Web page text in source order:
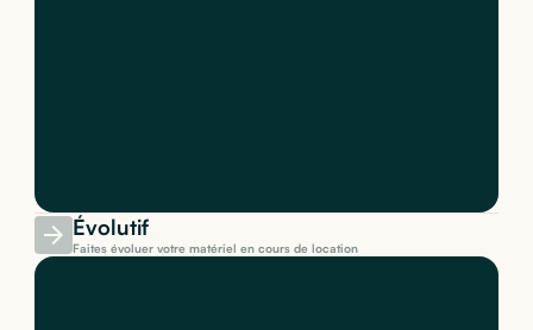
Évolutif
Faites évoluer votre matériel en cours de location